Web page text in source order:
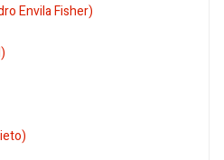
Envila Fisher)